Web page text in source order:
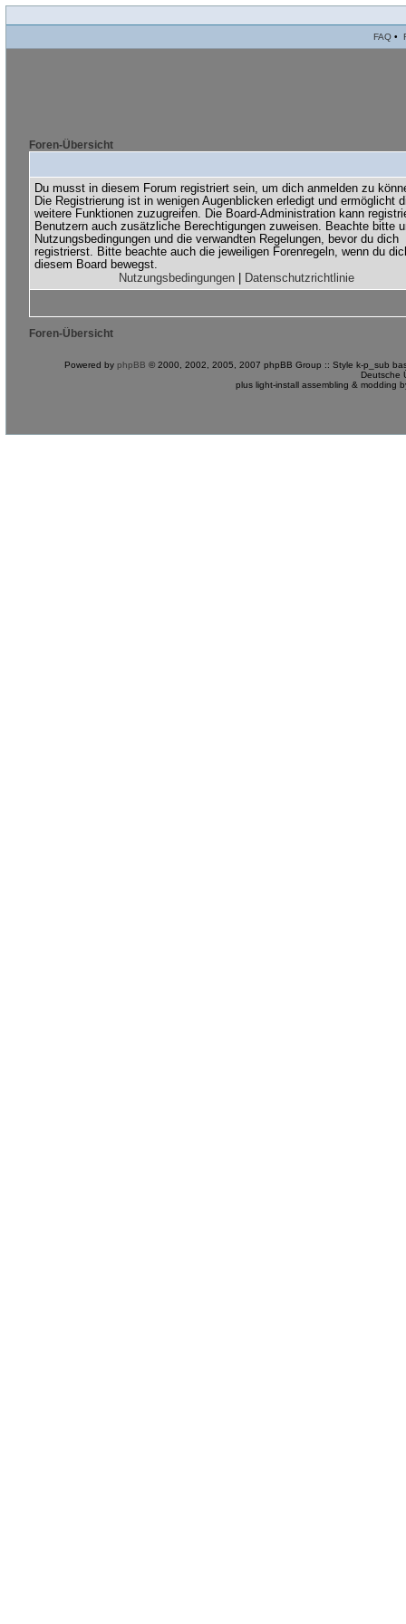
FAQ •
Foren-Übersicht
Du musst in diesem Forum registriert sein, um dich anmelden zu
Die Registrierung ist in wenigen Augenblicken erledigt und ermöglicht
weitere Funktionen zuzugreifen. Die Board-Administration kann
Benutzern auch zusätzliche Berechtigungen zuweisen. Beachte bitte
Nutzungsbedingungen und die verwandten Regelungen, bevor du dich
registrierst. Bitte beachte auch die jeweiligen Forenregeln, wenn du
diesem Board bewegst.
Nutzungsbedingungen
Datenschutzrichtlinie
Foren-Übersicht
Powered by phpBB © 2000, 2002, 2005, 2007 phpBB Group :: Style k-p_sub
Deutsche
plus light-install assembling & modding